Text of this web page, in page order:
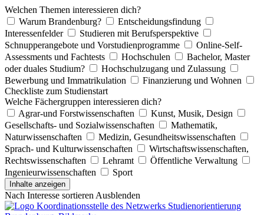
Welchen Themen interessieren dich?
Warum Brandenburg?
Entscheidungsfindung
Interessenfelder
Studieren mit Berufsperspektive
Schnupperangebote und Vorstudienprogramme
Online-Self-
Assessments und Fachtests
Hochschulen
Bachelor, Master
oder duales Studium?
Hochschulzugang und Zulassung
Bewerbung und Immatrikulation
Finanzierung und Wohnen
Checkliste zum Studienstart
Welche Fächergruppen interessieren dich?
Agrar-und Forstwissenschaften
Kunst, Musik, Design
Gesellschafts- und Sozialwissenschaften
Mathematik,
Naturwissenschaften
Medizin, Gesundheitswissenschaften
Sprach- und Kulturwissenschaften
Wirtschaftswissenschaften,
Rechtswissenschaften
Lehramt
Öffentliche Verwaltung
Ingenieurwissenschaften
Sport
Inhalte anzeigen
Nach Interesse sortieren Ausblenden